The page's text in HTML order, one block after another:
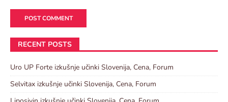
RECENT POSTS
Uro UP Forte izkušnje učinki Slovenija, Cena, Forum
Selvitax izkušnje učinki Slovenija, Cena, Forum